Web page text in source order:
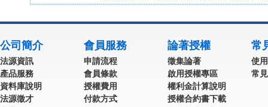
公司簡介
法源資訊
產品服務
資料庫說明
法源徵才
會員服務
申請流程
會員條款
授權費用
付款方式
論著授權
徵集論著
啟用授權專區
權利金計算說明
授權合約書下載
常
使
常